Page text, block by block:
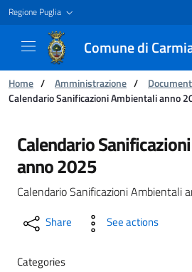
Regione Puglia
Comune di
You are:
Home / Amministrazione /
Calendario Sanificazioni Ambientali anno
Calendario Sanificazioni
Calendario
anno 2025
Calendario Sanificazioni Ambientali
Share See actions
Categories